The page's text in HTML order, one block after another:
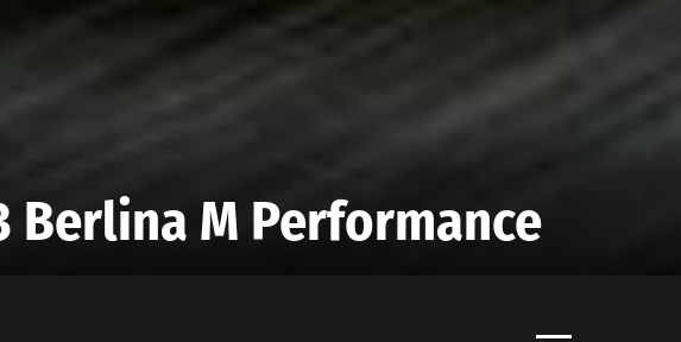
Berlina M Performance